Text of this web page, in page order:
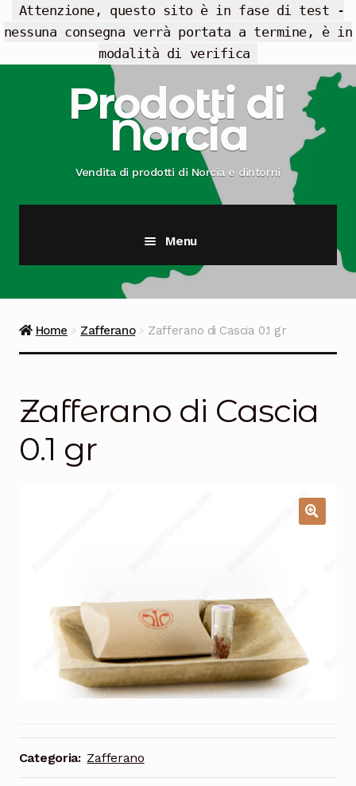
Attenzione, questo sito è in fase di test -
nessuna consegna verrà portata a termine, è in
modalità di verifica
navigazione
contenutoProdotti di
Norcia
Vendita di prodotti di Norcia e dintorni
Menu
Salumi
Legumi
Birra e Vino
Zafferano
Home Zafferano Zafferano di Cascia 0.1 gr
Zafferano di Cascia
0.1 gr
Categoria: Zafferano